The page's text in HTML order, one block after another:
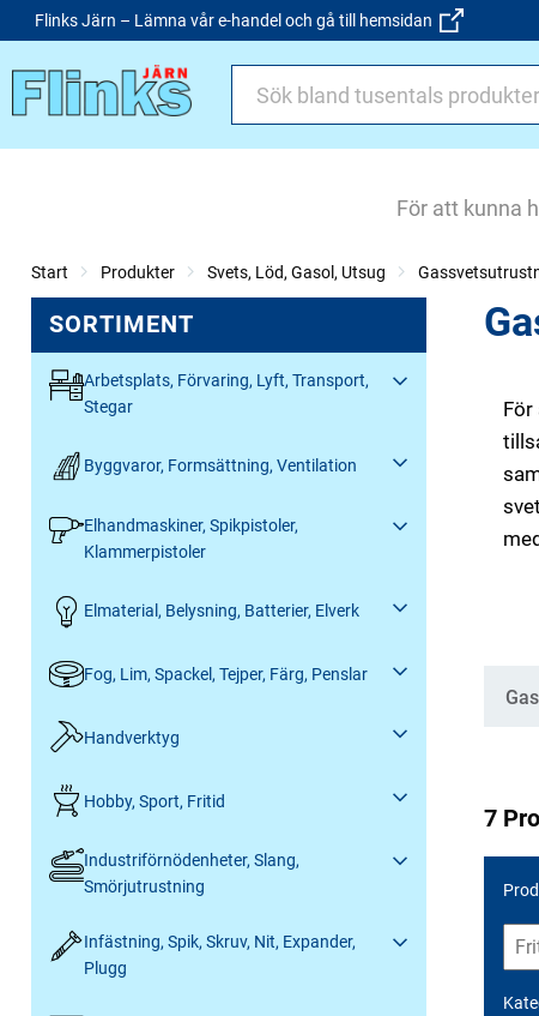
Flinks Järn – Lämna vår e-handel och gå till hemsidan
För att kunna
Start Produkter Svets, Löd, Gasol, Utsug
SORTIMENT
Arbetsplats, Förvaring, Lyft, Transport,
Stegar
Byggvaror, Formsättning, Ventilation
Elhandmaskiner, Spikpistoler,
Klammerpistoler
Elmaterial, Belysning, Batterier, Elverk
Fog, Lim, Spackel, Tejper, Färg, Penslar
Handverktyg
Hobby, Sport, Fritid
Industriförnödenheter, Slang,
Smörjutrustning
Infästning, Spik, Skruv, Nit, Expander,
Plugg
7